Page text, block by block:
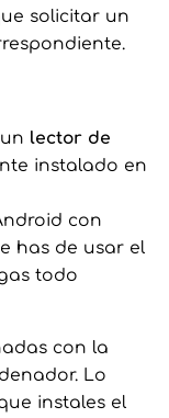
solicitar un
lector de
instalado en
con
has de usar el
todo
con la
Lo
instales el